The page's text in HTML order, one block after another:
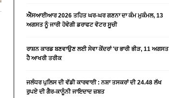
ਐੱਸਆਈਆਰ 2026 ਤਹਿਤ ਘਰ-ਘਰ ਗਣਨਾ ਦਾ ਕੰਮ ਮੁਕੰਮਲ, 13
ਅਗਸਤ ਨੂੰ ਜਾਰੀ ਹੋਵੇਗੀ ਡਰਾਫਟ ਵੋਟਰ ਸੂਚੀ
ਰਾਸ਼ਨ ਕਾਰਡ ਬਣਵਾਉਣ ਲਈ ਸੇਵਾ ਕੇਂਦਰਾਂ 'ਚ ਭਾਰੀ ਭੀੜ, 11 ਅਗਸਤ
ਹੈ ਆਖਰੀ ਤਰੀਕ
ਜਲੰਧਰ ਪੁਲਿਸ ਦੀ ਵੱਡੀ ਕਾਰਵਾਈ : ਨਸ਼ਾ ਤਸਕਰਾਂ ਦੀ 24.48 ਲੱਖ
ਰੁਪਏ ਦੀ ਗੈਰ-ਕਾਨੂੰਨੀ ਜਾਇਦਾਦ ਜ਼ਬਤ